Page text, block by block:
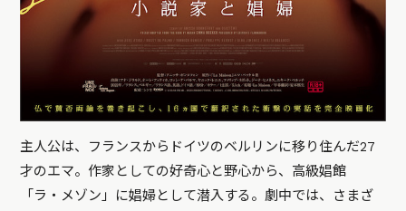
主人公は、フランスからドイツのベルリンに移り住んだ27
才のエマ。作家としての好奇心と野心から、高級娼館
「ラ・メゾン」に娼婦として潜入する。劇中では、さまざ